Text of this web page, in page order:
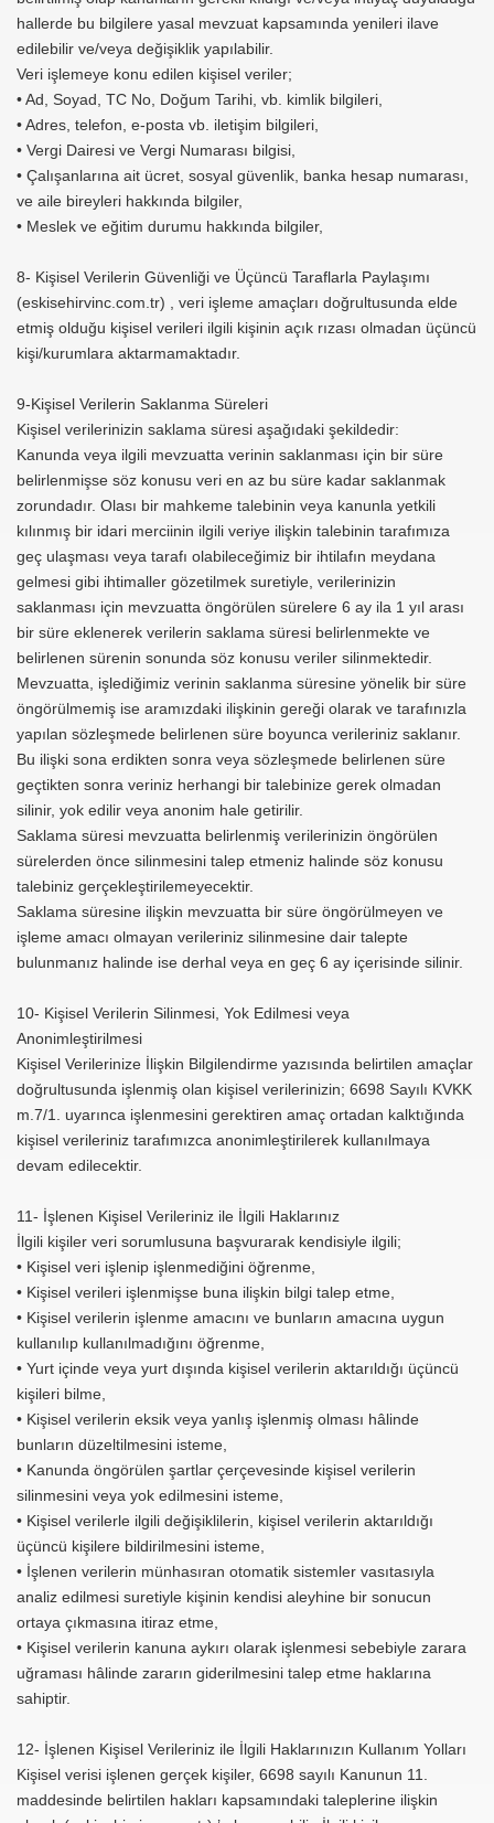
hallerde bu bilgilere yasal mevzuat kapsamında yenileri ilave
edilebilir ve/veya değişiklik yapılabilir.
Veri işlemeye konu edilen kişisel veriler;
• Ad, Soyad, TC No, Doğum Tarihi, vb. kimlik bilgileri,
• Adres, telefon, e-posta vb. iletişim bilgileri,
• Vergi Dairesi ve Vergi Numarası bilgisi,
• Çalışanlarına ait ücret, sosyal güvenlik, banka hesap numarası,
ve aile bireyleri hakkında bilgiler,
• Meslek ve eğitim durumu hakkında bilgiler,
8- Kişisel Verilerin Güvenliği ve Üçüncü Taraflarla Paylaşımı
(eskisehirvinc.com.tr) , veri işleme amaçları doğrultusunda elde
etmiş olduğu kişisel verileri ilgili kişinin açık rızası olmadan üçüncü
kişi/kurumlara aktarmamaktadır.
9-Kişisel Verilerin Saklanma Süreleri
Kişisel verilerinizin saklama süresi aşağıdaki şekildedir:
Kanunda veya ilgili mevzuatta verinin saklanması için bir süre
belirlenmişse söz konusu veri en az bu süre kadar saklanmak
zorundadır. Olası bir mahkeme talebinin veya kanunla yetkili
kılınmış bir idari merciinin ilgili veriye ilişkin talebinin tarafımıza
geç ulaşması veya tarafı olabileceğimiz bir ihtilafın meydana
gelmesi gibi ihtimaller gözetilmek suretiyle, verilerinizin
saklanması için mevzuatta öngörülen sürelere 6 ay ila 1 yıl arası
bir süre eklenerek verilerin saklama süresi belirlenmekte ve
belirlenen sürenin sonunda söz konusu veriler silinmektedir.
Mevzuatta, işlediğimiz verinin saklanma süresine yönelik bir süre
öngörülmemiş ise aramızdaki ilişkinin gereği olarak ve tarafınızla
yapılan sözleşmede belirlenen süre boyunca verileriniz saklanır.
Bu ilişki sona erdikten sonra veya sözleşmede belirlenen süre
geçtikten sonra veriniz herhangi bir talebinize gerek olmadan
silinir, yok edilir veya anonim hale getirilir.
Saklama süresi mevzuatta belirlenmiş verilerinizin öngörülen
sürelerden önce silinmesini talep etmeniz halinde söz konusu
talebiniz gerçekleştirilemeyecektir.
Saklama süresine ilişkin mevzuatta bir süre öngörülmeyen ve
işleme amacı olmayan verileriniz silinmesine dair talepte
bulunmanız halinde ise derhal veya en geç 6 ay içerisinde silinir.
10- Kişisel Verilerin Silinmesi, Yok Edilmesi veya
Anonimleştirilmesi
Kişisel Verilerinize İlişkin Bilgilendirme yazısında belirtilen amaçlar
doğrultusunda işlenmiş olan kişisel verilerinizin; 6698 Sayılı KVKK
m.7/1. uyarınca işlenmesini gerektiren amaç ortadan kalktığında
kişisel verileriniz tarafımızca anonimleştirilerek kullanılmaya
devam edilecektir.
11- İşlenen Kişisel Verileriniz ile İlgili Haklarınız
İlgili kişiler veri sorumlusuna başvurarak kendisiyle ilgili;
• Kişisel veri işlenip işlenmediğini öğrenme,
• Kişisel verileri işlenmişse buna ilişkin bilgi talep etme,
• Kişisel verilerin işlenme amacını ve bunların amacına uygun
kullanılıp kullanılmadığını öğrenme,
• Yurt içinde veya yurt dışında kişisel verilerin aktarıldığı üçüncü
kişileri bilme,
• Kişisel verilerin eksik veya yanlış işlenmiş olması hâlinde
bunların düzeltilmesini isteme,
• Kanunda öngörülen şartlar çerçevesinde kişisel verilerin
silinmesini veya yok edilmesini isteme,
• Kişisel verilerle ilgili değişiklilerin, kişisel verilerin aktarıldığı
üçüncü kişilere bildirilmesini isteme,
• İşlenen verilerin münhasıran otomatik sistemler vasıtasıyla
analiz edilmesi suretiyle kişinin kendisi aleyhine bir sonucun
ortaya çıkmasına itiraz etme,
• Kişisel verilerin kanuna aykırı olarak işlenmesi sebebiyle zarara
uğraması hâlinde zararın giderilmesini talep etme haklarına
sahiptir.
12- İşlenen Kişisel Verileriniz ile İlgili Haklarınızın Kullanım Yolları
Kişisel verisi işlenen gerçek kişiler, 6698 sayılı Kanunun 11.
maddesinde belirtilen hakları kapsamındaki taleplerine ilişkin